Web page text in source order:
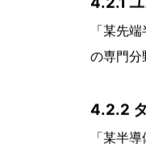
コンテ
4.1.2
「某半